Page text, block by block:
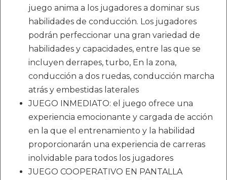
juego anima a los jugadores a dominar sus
habilidades de conducción. Los jugadores
podrán perfeccionar una gran variedad de
habilidades y capacidades, entre las que se
incluyen derrapes, turbo, En la zona,
conducción a dos ruedas, conducción marcha
atrás y embestidas laterales
JUEGO INMEDIATO: el juego ofrece una
experiencia emocionante y cargada de acción
en la que el entrenamiento y la habilidad
proporcionarán una experiencia de carreras
inolvidable para todos los jugadores
JUEGO COOPERATIVO EN PANTALLA